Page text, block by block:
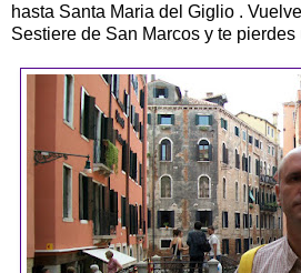
hasta Santa Maria del Giglio .
Sestiere de San Marcos y te